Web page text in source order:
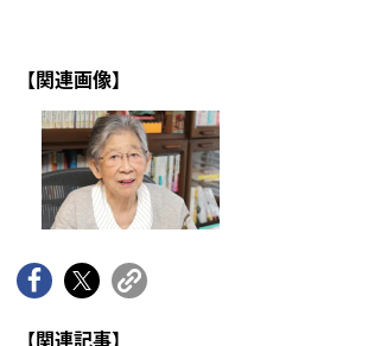
【関連画像】
【関連記事】